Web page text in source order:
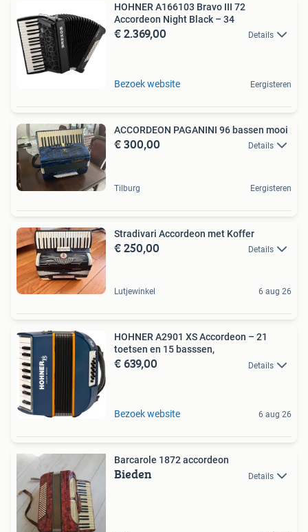
HOHNER A166103 Bravo III 72
Accordeon Night Black – 34
€ 2.369,00 Details
Bezoek website Eergisteren
ACCORDEON PAGANINI 96 bassen mooi
€ 300,00 Details
Tilburg Eergisteren
Stradivari Accordeon met Koffer
€ 250,00 Details
Lutjewinkel 6 aug 26
HOHNER A2901 XS Accordeon – 21
toetsen en 15 basssen,
€ 639,00 Details
Bezoek website 6 aug 26
Barcarole 1872 accordeon
Bieden Details